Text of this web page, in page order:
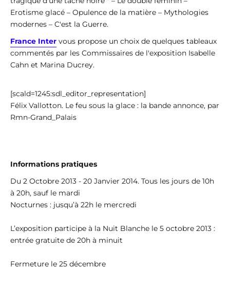
Erotisme glacé – Opulence de la matière – Mythologies
modernes – C'est la Guerre.
France Inter vous propose un choix de quelques tableaux
commentés par les Commissaires de l'exposition Isabelle
Cahn et Marina Ducrey.
[scald=1245:sdl_editor_representation]
Félix Vallotton. Le feu sous la glace : la bande annonce, par
Rmn-Grand_Palais
Informations pratiques
Du 2 Octobre 2013 - 20 Janvier 2014. Tous les jours de 10h
à 20h, sauf le mardi
Nocturnes : jusqu’à 22h le mercredi
L’exposition participe à la Nuit Blanche le 5 octobre 2013 :
entrée gratuite de 20h à minuit
Fermeture le 25 décembre